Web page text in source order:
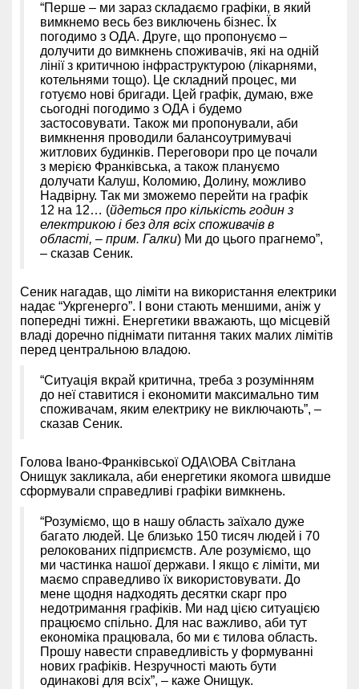
“Перше – ми зараз складаємо графіки, в який
вимкнемо весь без виключень бізнес. Їх
погодимо з ОДА. Друге, що пропонуємо –
долучити до вимкнень споживачів, які на одній
лінії з критичною інфраструктурою (лікарнями,
котельнями тощо). Це складний процес, ми
готуємо нові бригади. Цей графік, думаю, вже
сьогодні погодимо з ОДА і будемо
застосовувати. Також ми пропонували, аби
вимкнення проводили балансоутримувачі
житлових будинків. Переговори про це почали
з мерією Франківська, а також плануємо
долучати Калуш, Коломию, Долину, можливо
Надвірну. Так ми зможемо перейти на графік
12 на 12… (йдеться про кількість годин з
електрикою і без для всіх споживачів в
області, – прим. Галки) Ми до цього прагнемо”,
– сказав Сеник.
Сеник нагадав, що ліміти на використання електрики
надає “Укргенерго”. І вони стають меншими, аніж у
попередні тижні. Енергетики вважають, що місцевій
владі доречно піднімати питання таких малих лімітів
перед центральною владою.
“Ситуація вкрай критична, треба з розумінням
до неї ставитися і економити максимально тим
споживачам, яким електрику не виключають”, –
сказав Сеник.
Голова Івано-Франківської ОДА\ОВА Світлана
Онищук закликала, аби енергетики якомога швидше
сформували справедливі графіки вимкнень.
“Розуміємо, що в нашу область заїхало дуже
багато людей. Це близько 150 тисяч людей і 70
релокованих підприємств. Але розуміємо, що
ми частинка нашої держави. І якщо є ліміти, ми
маємо справедливо їх використовувати. До
мене щодня надходять десятки скарг про
недотримання графіків. Ми над цією ситуацією
працюємо спільно. Для нас важливо, аби тут
економіка працювала, бо ми є тилова область.
Прошу навести справедливість у формуванні
нових графіків. Незручності мають бути
одинакові для всіх”, – каже Онищук.